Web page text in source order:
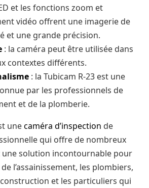
et les fonctions zoom et
vidéo offrent une imagerie de
et une grande précision.
: la caméra peut être utilisée dans
contextes différents.
: la Tubicam R-23 est une
par les professionnels de
et de la plomberie.
unecaméra d’inspection de
qui offre de nombreux
une solution incontournable pour
l’assainissement, les plombiers,
et les particuliers qui